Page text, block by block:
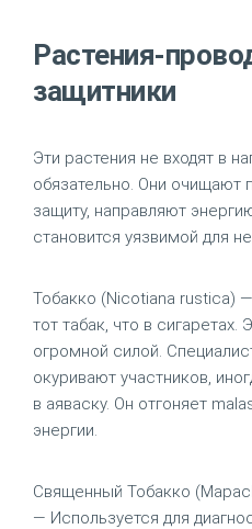
Растения-
защитники
Эти растения не входят в
обязательно. Они очищают
защиту, направляют
становится уязвимой для
Тобакко (Nicotiana rustica)
тот табак, что в
огромной силой.
окуривают участников,
в аяваску. Он отгоняет
энергии.
Священный Тобакко
— Используется для